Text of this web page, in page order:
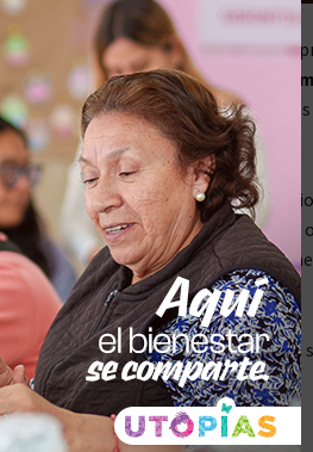
coordinadora del Consejo
Asesor de Desarrollo
conformado por 14
con empresarios Desarrollo
Coordinador Empresarial con
más para vernos, sino que ya
los pueblos de Bienestar.
Regional y Relocalización
la presidenta Sheinbaum:
en el país.